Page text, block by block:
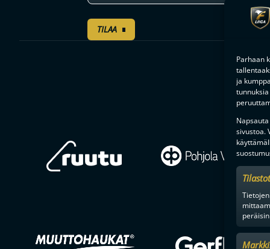
Parhaan
ja
sivustoa.
Tilastot
TILAA